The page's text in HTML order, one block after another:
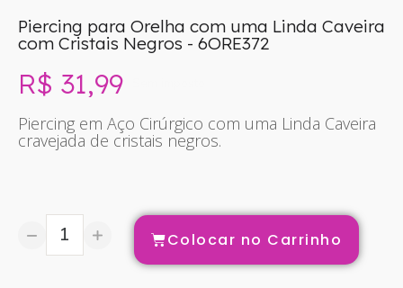
Piercing para Orelha com uma Linda Caveira
com Cristais Negros - 6ORE372
R$ 31,99
Piercing em Aço Cirúrgico com uma Linda Caveira
cravejada de cristais negros.
Colocar no Carrinho